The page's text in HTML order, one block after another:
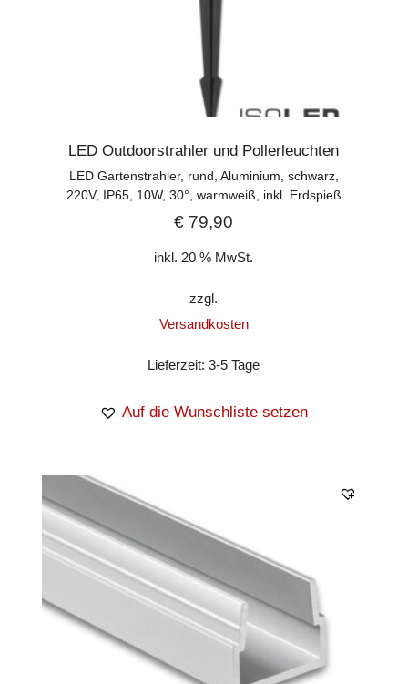
LED Outdoorstrahler und Pollerleuchten
LED Gartenstrahler, rund, Aluminium, schwarz,
220V, IP65, 10W, 30°, warmweiß, inkl. Erdspieß
€ 79,90
inkl. 20 % MwSt.
zzgl.
Versandkosten
Lieferzeit:3-5 Tage
Auf die Wunschliste setzen